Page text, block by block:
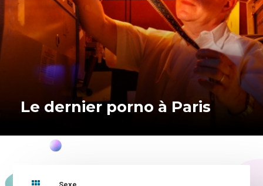
Le dernier porno à Paris
